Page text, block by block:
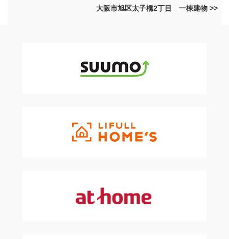
大阪市旭区太子橋2丁目 一棟建物 >>